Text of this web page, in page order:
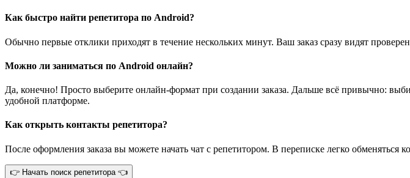
Как быстро найти репетитора по Android?
Обычно первые отклики приходят в течение нескольких минут. Ваш заказ сразу видят
Можно ли заниматься по Android онлайн?
Да, конечно! Просто выберите онлайн-формат при создании заказа. Дальше всё привычно:
удобной платформе.
Как открыть контакты репетитора?
После оформления заказа вы можете начать чат с репетитором. В переписке легко обменяться
👉 Начать поиск репетитора 👈